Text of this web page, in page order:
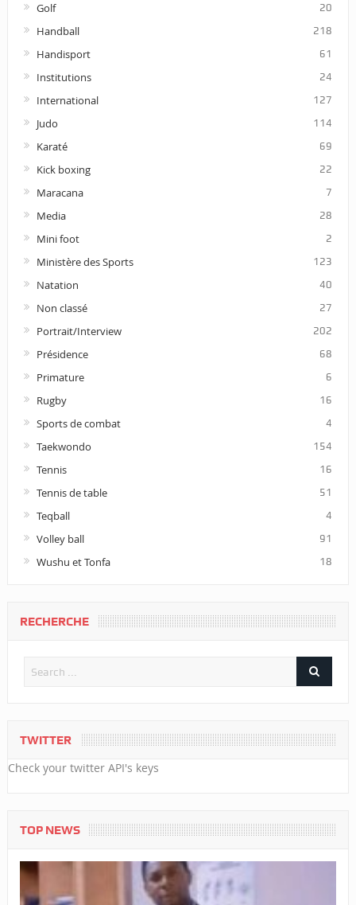
Golf 20
Handball 218
Handisport 61
Institutions 24
International 127
Judo 114
Karaté 69
Kick boxing 22
Maracana 7
Media 28
Mini foot 2
Ministère des Sports 123
Natation 40
Non classé 27
Portrait/Interview 202
Présidence 68
Primature 6
Rugby 16
Sports de combat 4
Taekwondo 154
Tennis 16
Tennis de table 51
Teqball 4
Volley ball 91
Wushu et Tonfa 18
RECHERCHE
TWITTER
Check your twitter API's keys
TOP NEWS